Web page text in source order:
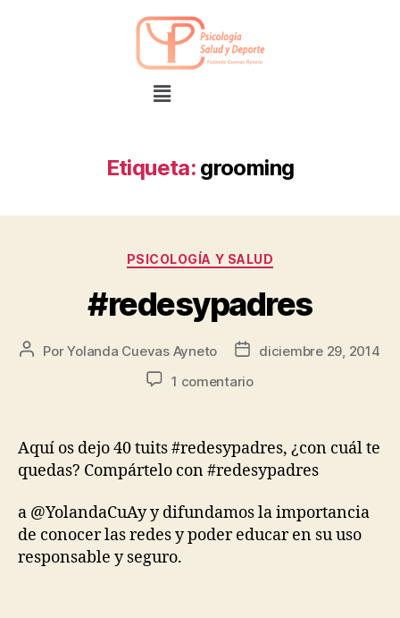
Etiqueta: grooming
PSICOLOGÍA Y SALUD
#redesypadres
PorYolanda Cuevas Ayneto
diciembre 29, 2014
1 comentario
Aquí os dejo 40 tuits #redesypadres, ¿con cuál te
quedas? Compártelo con #redesypadres
a @YolandaCuAy y difundamos la importancia
de conocer las redes y poder educar en su uso
responsable y seguro.